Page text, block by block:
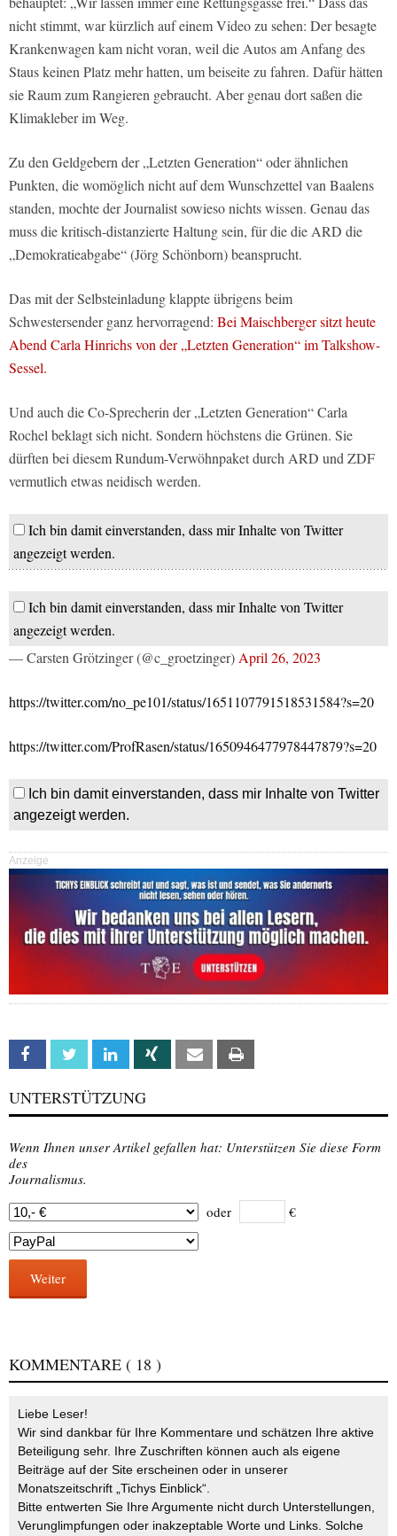
nicht stimmt, war kürzlich auf einem Video zu sehen: Der besagte
Krankenwagen kam nicht voran, weil die Autos am Anfang des
Staus keinen Platz mehr hatten, um beiseite zu fahren. Dafür hätten
sie Raum zum Rangieren gebraucht. Aber genau dort saßen die
Klimakleber im Weg.
Zu den Geldgebern der „Letzten Generation“ oder ähnlichen
Punkten, die womöglich nicht auf dem Wunschzettel van Baalens
standen, mochte der Journalist sowieso nichts wissen. Genau das
muss die kritisch-distanzierte Haltung sein, für die die ARD die
„Demokratieabgabe“ (Jörg Schönborn) beansprucht.
Das mit der Selbsteinladung klappte übrigens beim
Schwestersender ganz hervorragend: Bei Maischberger sitzt heute
Abend Carla Hinrichs von der „Letzten Generation“ im Talkshow-
Sessel.
Und auch die Co-Sprecherin der „Letzten Generation“ Carla
Rochel beklagt sich nicht. Sondern höchstens die Grünen. Sie
dürften bei diesem Rundum-Verwöhnpaket durch ARD und ZDF
vermutlich etwas neidisch werden.
Ich bin damit einverstanden, dass mir Inhalte von Twitter
angezeigt werden.
Ich bin damit einverstanden, dass mir Inhalte von Twitter
angezeigt werden.
— Carsten Grötzinger (@c_groetzinger) April 26, 2023
https://twitter.com/no_pe101/status/1651107791518531584?s=20
https://twitter.com/ProfRasen/status/1650946477978447879?s=20
Ich bin damit einverstanden, dass mir Inhalte von Twitter
angezeigt werden.
Anzeige
Facebook Twitter Linkedin Xing Email
UNTERSTÜTZUNG
Wenn Ihnen unser Artikel gefallen hat: Unterstützen Sie diese Form
des
Journalismus.
oder
€
Weiter
KOMMENTARE ( 18 )
Liebe Leser!
Wir sind dankbar für Ihre Kommentare und schätzen Ihre aktive
Beteiligung sehr. Ihre Zuschriften können auch als eigene
Beiträge auf der Site erscheinen oder in unserer
Monatszeitschrift „Tichys Einblick“.
Bitte entwerten Sie Ihre Argumente nicht durch Unterstellungen,
Verunglimpfungen oder inakzeptable Worte und Links. Solche